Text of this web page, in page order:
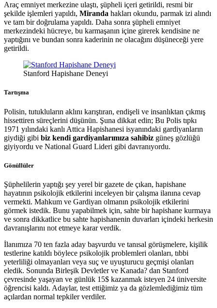
Araç emniyet merkezine ulaştı, şüpheli içeri getirildi, resmi bir
şekilde işlemleri yapıldı, Miranda hakları okundu, parmak izi alındı
ve tam bir doğrulama yapıldı. Daha sonra şüpheli emniyet
merkezindeki hücreye, bu karmaşanın içine girerek kendisine ne
yaptığını ve bundan sonra kaderinin ne olacağını düşüneceği yere
getirildi.
Stanford Hapishane Deneyi
Tartışma
Polisin, tutukluların aklını karıştıran, endişeli ve insanlıktan çıkmış
hissettiren süreçlerini düşünün. Şuna dikkat edin; Bu Polis tıpkı
1971 yılındaki kanlı Attica Hapishanesi isyanındaki gardiyanların
giydiği gibi biz kendi gardiyanlarımıza sahibiz güneş gözlüğü
giyiyordu ve National Guard Lideri gibi davranıyordu.
Gönüllüler
Şüphelilerin yaptığı şey yerel bir gazete de çıkan, hapishane
hayatının psikolojik etkilerini inceleyen bir çalışma ilanına cevap
vermekti. Mahkum ve Gardiyan olmanın psikolojik etkilerini
görmek istedik. Bunu yapabilmek için, sahte bir hapishane kurmaya
ve sonra dikkatlice bu sahte hapishanenin duvarları içindeki herkesin
davranışlarını not etmeye karar verdik.
İlanımıza 70 ten fazla aday başvurdu ve tanısal görüşmelere, kişilik
testlerine katıldı böylece psikolojik problemleri olanları, tıbbi
yeterliliği olmayanları veya suç ve uyuşturucu geçmişi olanları
eledik. Sonunda Birleşik Devletler ve Kanada? dan Stanford
çevresinde yaşayan ve günlük 15$ kazanmak isteyen 24 üniversite
öğrencisi kaldı. Adaylar, test ettiğimiz ya da gözlemlediğimiz tüm
açılardan normal tepkiler verdiler.